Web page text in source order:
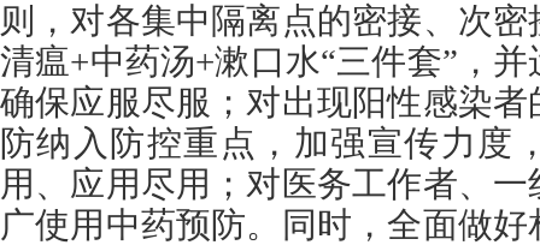
则，对各集中隔离点的密接、次
清瘟+中药汤+漱口水“三件套”，
确保应服尽服；对出现阳性感染
防纳入防控重点，加强宣传力度
用、应用尽用；对医务工作者、
广使用中药预防。同时，全面做